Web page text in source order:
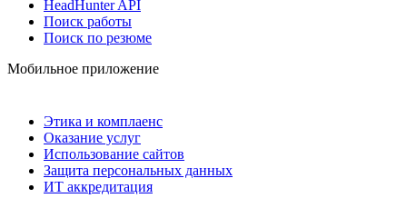
HeadHunter API
Поиск работы
Поиск по резюме
Мобильное приложение
Этика и комплаенс
Оказание услуг
Использование сайтов
Защита персональных данных
ИТ аккредитация